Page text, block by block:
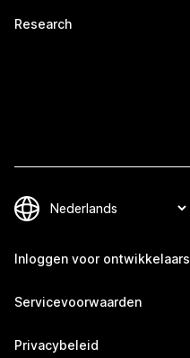
Research
Inloggen voor ontwikkelaars
Servicevoorwaarden
Privacybeleid